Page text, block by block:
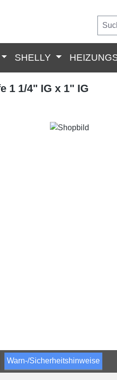
SHELLY
1 1/4" IG x 1" IG
Warn-/Sicherheitshinweise